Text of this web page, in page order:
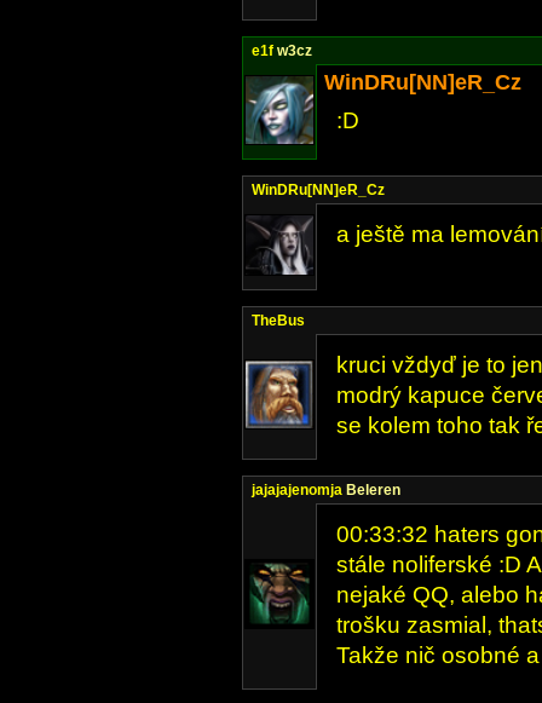
e1f w3cz
WinDRu[NN]eR_Cz
:D
WinDRu[NN]eR_Cz
a ještě ma
TheBus
kruci vždyď je to
modrý kapuce
se kolem toho tak
jajajajenomja Beleren
00:33:32 haters
stále noliferské :D
nejaké QQ, alebo
trošku zasmial,
Takže nič osobné